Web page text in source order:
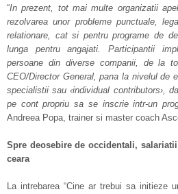
“In prezent, tot mai multe organizatii
rezolvarea unor probleme punctuale,
relationare, cat si pentru programe de
lunga pentru angajati. Participantii
persoane din diverse companii, de la
CEO/Director General, pana la nivelul de
specialistii sau ‹individual contributors›,
pe cont propriu sa se inscrie intr-un
Andreea Popa, trainer si master coach
Spre deosebire de occidentali,
ceara
La intrebarea “Cine ar trebui sa initieze